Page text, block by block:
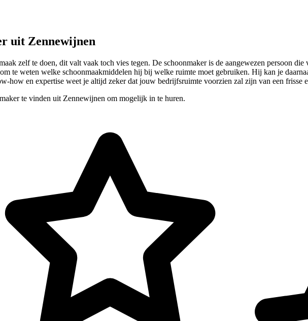
uit Zennewijnen
zelf te doen, dit valt vaak toch vies tegen. De schoonmaker is de aangewezen persoon
te weten welke schoonmaakmiddelen hij bij welke ruimte moet gebruiken. Hij kan je
how en expertise weet je altijd zeker dat jouw bedrijfsruimte voorzien zal zijn van een frisse
te vinden uit Zennewijnen om mogelijk in te huren.